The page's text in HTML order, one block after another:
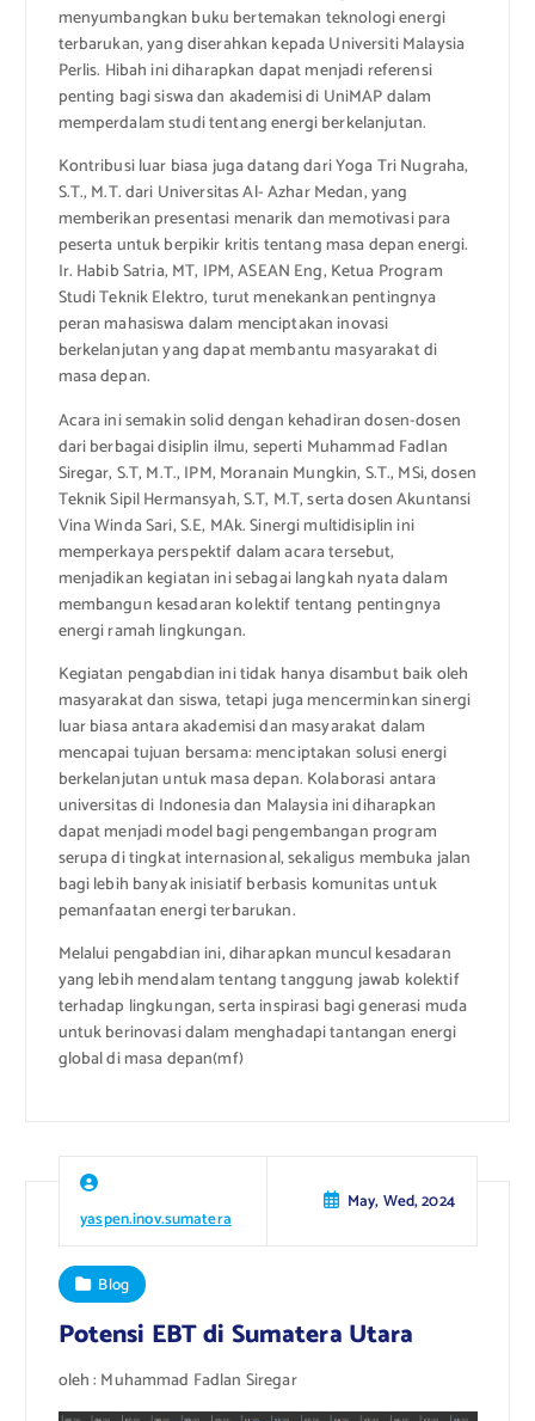
menyumbangkan buku bertemakan teknologi energi
terbarukan, yang diserahkan kepada Universiti Malaysia
Perlis. Hibah ini diharapkan dapat menjadi referensi
penting bagi siswa dan akademisi di UniMAP dalam
memperdalam studi tentang energi berkelanjutan.
Kontribusi luar biasa juga datang dari Yoga Tri Nugraha,
S.T., M.T. dari Universitas Al- Azhar Medan, yang
memberikan presentasi menarik dan memotivasi para
peserta untuk berpikir kritis tentang masa depan energi.
Ir. Habib Satria, MT, IPM, ASEAN Eng, Ketua Program
Studi Teknik Elektro, turut menekankan pentingnya
peran mahasiswa dalam menciptakan inovasi
berkelanjutan yang dapat membantu masyarakat di
masa depan.
Acara ini semakin solid dengan kehadiran dosen-dosen
dari berbagai disiplin ilmu, seperti Muhammad Fadlan
Siregar, S.T, M.T., IPM, Moranain Mungkin, S.T., MSi, dosen
Teknik Sipil Hermansyah, S.T, M.T, serta dosen Akuntansi
Vina Winda Sari, S.E, MAk. Sinergi multidisiplin ini
memperkaya perspektif dalam acara tersebut,
menjadikan kegiatan ini sebagai langkah nyata dalam
membangun kesadaran kolektif tentang pentingnya
energi ramah lingkungan.
Kegiatan pengabdian ini tidak hanya disambut baik oleh
masyarakat dan siswa, tetapi juga mencerminkan sinergi
luar biasa antara akademisi dan masyarakat dalam
mencapai tujuan bersama: menciptakan solusi energi
berkelanjutan untuk masa depan. Kolaborasi antara
universitas di Indonesia dan Malaysia ini diharapkan
dapat menjadi model bagi pengembangan program
serupa di tingkat internasional, sekaligus membuka jalan
bagi lebih banyak inisiatif berbasis komunitas untuk
pemanfaatan energi terbarukan.
Melalui pengabdian ini, diharapkan muncul kesadaran
yang lebih mendalam tentang tanggung jawab kolektif
terhadap lingkungan, serta inspirasi bagi generasi muda
untuk berinovasi dalam menghadapi tantangan energi
global di masa depan(mf)
yaspen.inov.sumatera
May, Wed, 2024
Blog
Potensi EBT di Sumatera Utara
oleh : Muhammad Fadlan Siregar